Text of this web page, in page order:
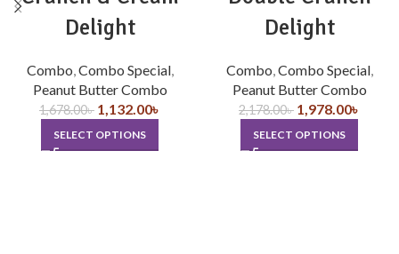
Delight
Combo,Combo Special,
Peanut Butter Combo
1,678.00৳ 1,132.00৳
SELECT OPTIONS
Delight
Combo,Combo Special,
Peanut Butter Combo
2,178.00৳ 1,978.00৳
SELECT OPTIONS